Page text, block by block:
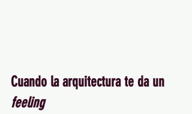
Cuando la arquitectura te da un
feeling